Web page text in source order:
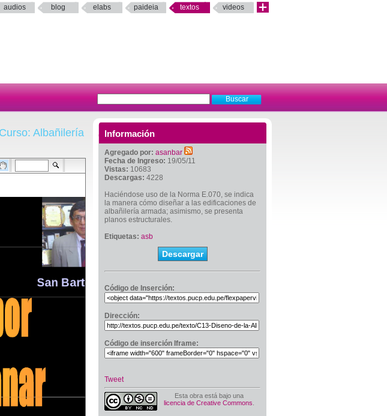
audios blog elabs paideia textos videos
Información
Agregado por: asanbar
Fecha de Ingreso: 19/05/11
Vistas: 10683
Descargas: 4228
Haciéndose uso de la Norma E.070, se indica
la manera cómo diseñar a las edificaciones de
albañilería armada; asimismo, se presenta
planos estructurales.
Etiquetas: asb
Descargar
Código de Inserción:
Dirección:
Código de inserción Iframe:
Tweet
Esta obra está bajo una
licencia de Creative Commons
Albañilería